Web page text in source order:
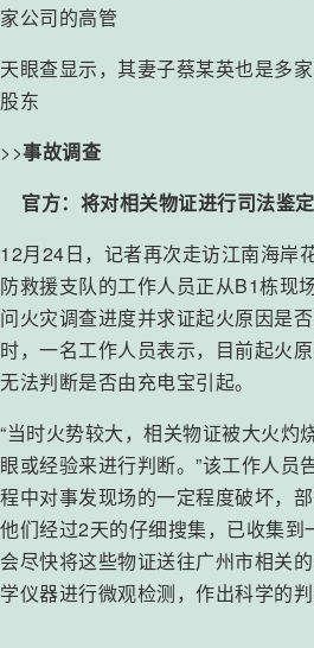
家公司的高管
天眼查显示，其妻子蔡某英也是多家
股东
>>事故调查
官方：将对相关物证进行司法鉴定
12月24日，记者再次走访江南海岸
防救援支队的工作人员正从B1栋现
问火灾调查进度并求证起火原因是
时，一名工作人员表示，目前起火原
无法判断是否由充电宝引起。
“当时火势较大，相关物证被大火灼
眼或经验来进行判断。”该工作人员
程中对事发现场的一定程度破坏，部
他们经过2天的仔细搜集，已收集到
会尽快将这些物证送往广州市相关
学仪器进行微观检测，作出科学的